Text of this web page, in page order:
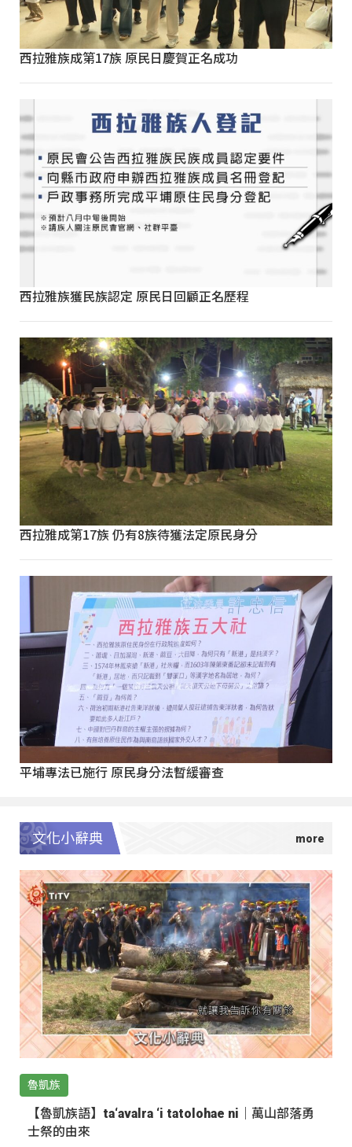
西拉雅族成第17族 原民日慶賀正名成功
西拉雅族獲民族認定 原民日回顧正名歷程
西拉雅成第17族 仍有8族待獲法定原民身分
平埔專法已施行 原民身分法暫緩審查
文化小辭典
魯凱族
【魯凱族語】ta‘avalra ‘i tatolohae ni｜萬山部落勇
士祭的由來